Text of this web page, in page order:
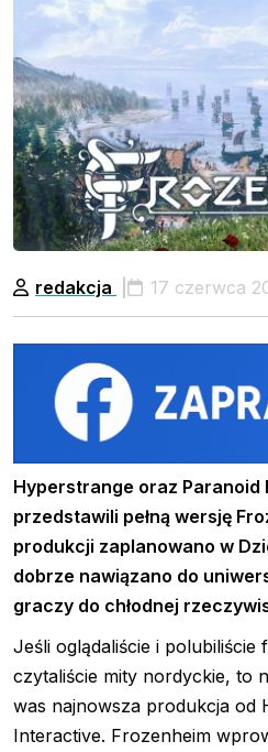
redakcja 17 czerwca
Hyperstrange oraz
przedstawili pełną wersję
produkcji zaplanowano w
dobrze nawiązano do
graczy do chłodnej
Jeśli oglądaliście i
czytaliście mity nordyckie, to
was najnowsza produkcja od
Interactive. Frozenheim